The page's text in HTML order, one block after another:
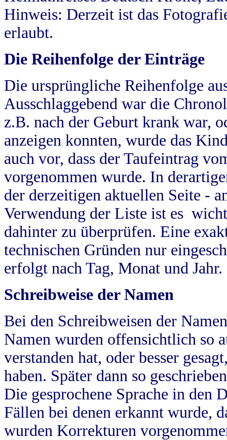
Hinweis: Derzeit ist das
erlaubt.
Die Reihenfolge der Einträge
Die ursprüngliche Reihenfolge
Ausschlaggebend war die
z.B. nach der Geburt krank war,
anzeigen konnten, wurde das
auch vor, dass der Taufeintrag
vorgenommen wurde. In
der derzeitigen aktuellen Seite -
Verwendung der Liste ist es
dahinter zu überprüfen. Eine
technischen Gründen nur
erfolgt nach Tag, Monat und Jahr.
Schreibweise der Namen
Bei den Schreibweisen der
Namen wurden offensichtlich so
verstanden hat, oder besser
haben. Später dann so
Die gesprochene Sprache in
Fällen bei denen erkannt wurde,
wurden Korrekturen